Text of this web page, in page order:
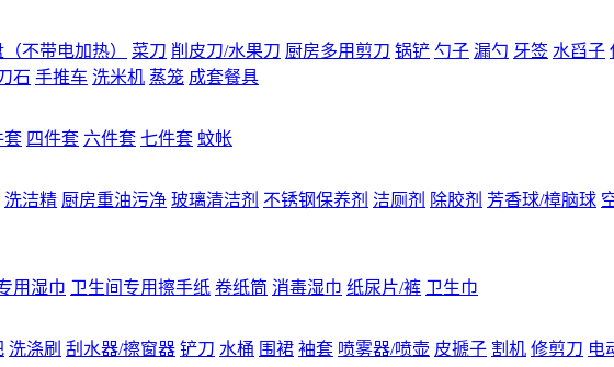
不带电加热） 菜刀 削皮刀/水果刀 厨房多用剪刀 锅铲 勺子 漏勺 牙签 水舀子
石 手推车 洗米机 蒸笼 成套餐具
套 四件套 六件套 七件套 蚊帐
洗洁精 厨房重油污净 玻璃清洁剂 不锈钢保养剂 洁厕剂 除胶剂 芳香球/樟脑球
用湿巾 卫生间专用擦手纸 卷纸筒 消毒湿巾 纸尿片/裤 卫生巾
洗涤刷 刮水器/擦窗器 铲刀 水桶 围裙 袖套 喷雾器/喷壶 皮搋子 割机 修剪刀 电